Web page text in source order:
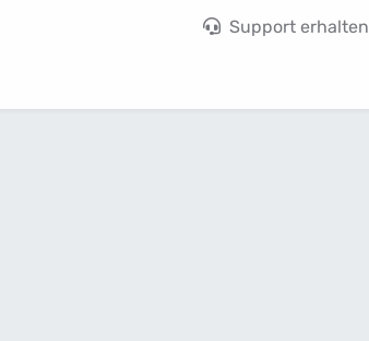
Support erhalten